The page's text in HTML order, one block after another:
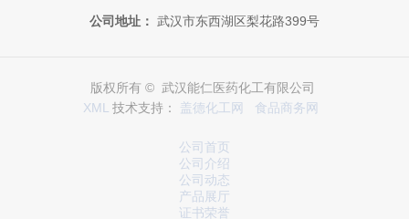
公司地址： 武汉市东西湖区梨花路399号
版权所有 © 武汉能仁医药化工有限公司
XML 技术支持： 盖德化工网 食品商务网
公司首页
公司介绍
公司动态
产品展厅
证书荣誉